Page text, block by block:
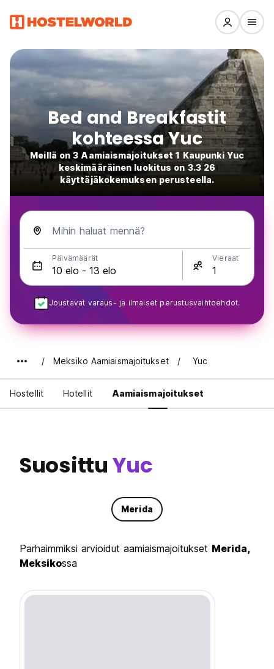
Bed and Breakfastit
kohteessa Yuc
Meillä on 3 Aamiaismajoitukset 1 Kaupunki Yuc
keskimääräinen luokitus on 3.3 26
käyttäjäkokemuksen perusteella.
Mihin haluat mennä?
Päivämäärät Vieraat
Joustavat varaus- ja ilmaiset perustusvaihtoehdot.
Meksiko Aamiaismajoitukset Yuc
Hostellit Hotellit Aamiaismajoitukset
SuosittuYuc
Merida
Parhaimmiksi arvioidut aamiaismajoitukset Merida,
Meksikossa